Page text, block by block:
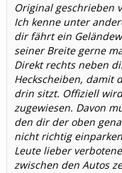
Original geschrieben
Ich kenne unter
dir fährt ein
seiner Breite gerne
Direkt rechts neben
Heckscheiben, damit
drin sitzt. Offiziell
zugewiesen. Davon
den dir der oben
nicht richtig
Leute lieber
zwischen den Autos